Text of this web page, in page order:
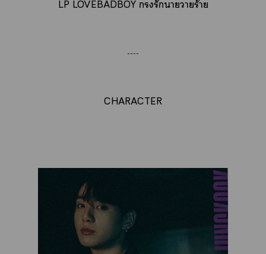
LP LOVEBADBOY รักาวายร้าย
----
CHARACTER